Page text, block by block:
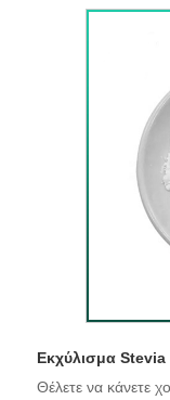
Εκχύλισμα
Θέλετε να κάνετε